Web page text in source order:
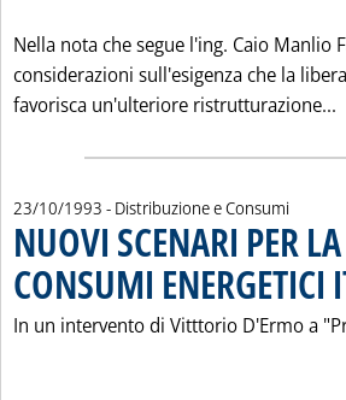
Nella nota che segue l'ing. Caio Manlio
considerazioni sull'esigenza che la
favorisca un'ulteriore ristrutturazione...
23/10/1993 - Distribuzione e Consumi
NUOVI SCENARI PER
CONSUMI ENERGETICI
In un intervento di Vitttorio D'Ermo a